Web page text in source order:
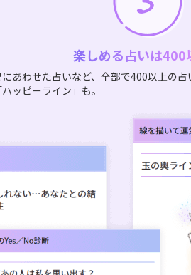
楽しめる占いは400
あわせた占いなど、全部で400以上の
ッピーライン」も。